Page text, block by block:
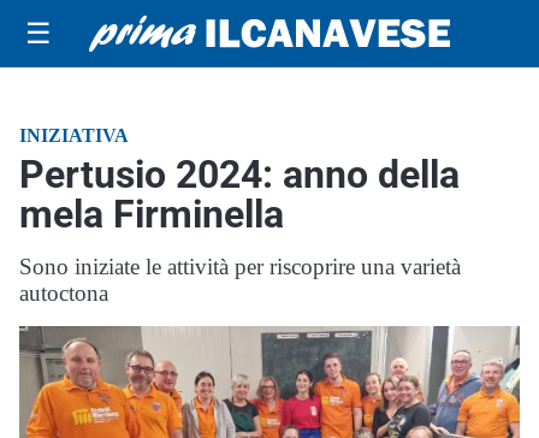
☰
INIZIATIVA
Pertusio 2024: anno della
mela Firminella
Sono iniziate le attività per riscoprire una varietà
autoctona